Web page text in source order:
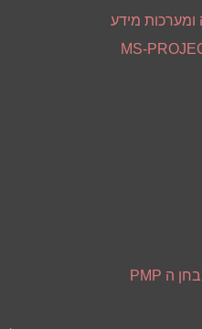
ומערכות מידע